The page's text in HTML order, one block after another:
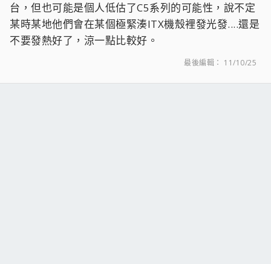
台，但也可能是個人低估了C5系列的可能性，說不定
某時某地他們會在某個極緊湊ITX機殼裡發光發....還是
不要發熱好了，涼一點比較好。
最後編輯： 11/10/25